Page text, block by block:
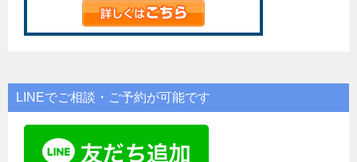
LINEでご相談・ご予約が可能です